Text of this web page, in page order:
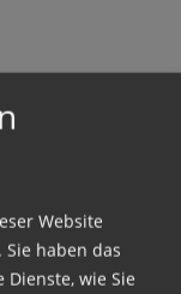
Bitte
das
Website
haben das
wie Sie